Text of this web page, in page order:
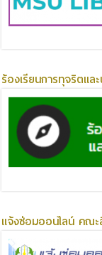
ร้องเรียนการทุจริตแล
แจ้งซ่อมออนไลน์ คณ